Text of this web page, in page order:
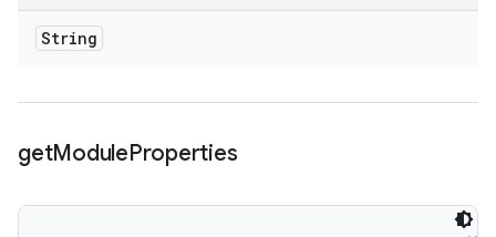
String
getModuleProperties